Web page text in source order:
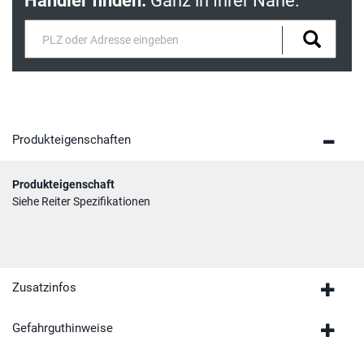
Produkteigenschaften
Produkteigenschaft
Siehe Reiter Spezifikationen
Zusatzinfos
Gefahrguthinweise